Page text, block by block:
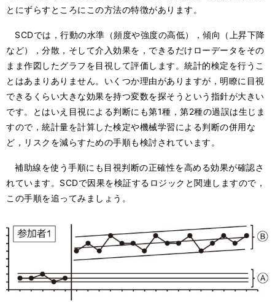
とにずらすところにこの方法の特徴があります。
SCDでは，行動の水準（頻度や強度の高低），傾向（上昇下降
など），分散，そして介入効果を，できるだけローデータをその
まま作図したグラフを目視して評価します。統計的検定を行うこ
とはあまりありません。いくつか理由がありますが，明瞭に目視
できるくらい大きな効果を持つ変数を探そうという指針が大きい
です。とはいえ目視による判断にも第1種，第2種の過誤は生じま
すので，統計量を計算した検定や機械学習による判断の併用な
ど，リスクを減らすための手順も検討されています。
補助線を使う手順にも目視判断の正確性を高める効果が確認さ
れています。SCDで因果を検証するロジックと関連しますので，
この手順を追ってみましょう。